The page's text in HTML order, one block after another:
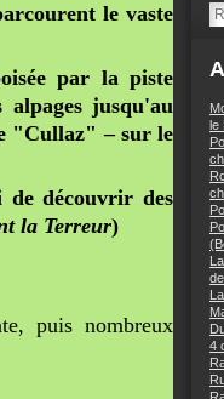
le vaste
par la piste
jusqu'au
"Cullaz" – sur le
de découvrir des
la Terreur)
puis nombreux
le
4